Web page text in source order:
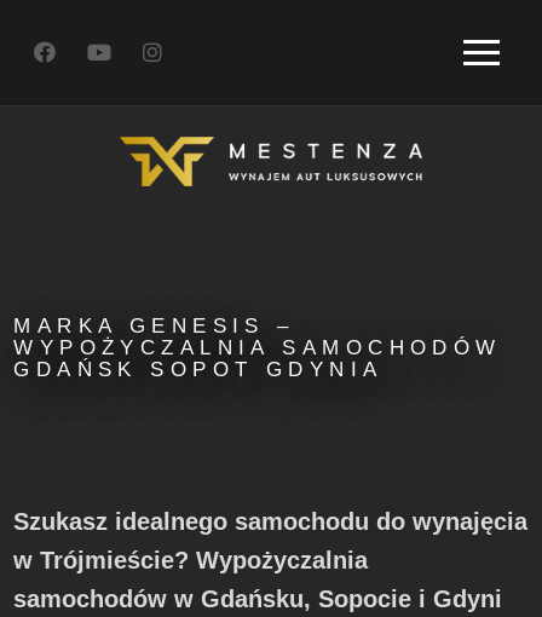
MARKA GENESIS –
WYPOŻYCZALNIA SAMOCHODÓW
GDAŃSK SOPOT GDYNIA
Szukasz idealnego samochodu do wynajęcia
w Trójmieście? Wypożyczalnia
samochodów w Gdańsku, Sopocie i Gdyni